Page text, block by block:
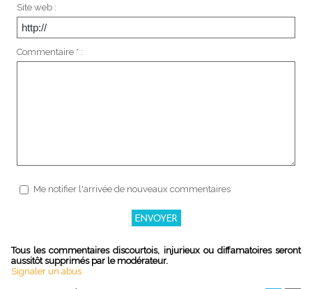
Site web :
Commentaire * :
Me notifier l'arrivée de nouveaux commentaires
Tous les commentaires discourtois, injurieux ou diffamatoires seront
aussitôt supprimés par le modérateur.
Signaler un abus